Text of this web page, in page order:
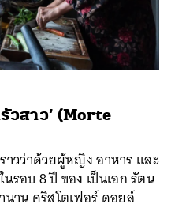
วสาว’ (Morte
ราวว่าด้วยผู้หญิง อาหาร และ
รอบ 8 ปี ของ เป็นเอก รัตน
าน คริสโตเฟอร์ ดอยล์